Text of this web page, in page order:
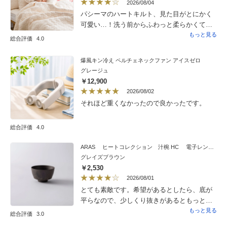
総合評価 4.0
2026/08/04
パシーマのハートキルト、見た目がとにかく
可愛い…！洗う前からふわっと柔らかくて
もっちり。汗をかいてもサラサラで、ずっと
枚、ソファに1枚。どっちも熱がこもらなく
て、お昼寝が最高に快適。ハート柄、もっと
色展開あったら嬉しいなぁ。淡ピンクとかく
すみブルー、絶対かわいい。
もっと見る
総合評価 4.0
爆風キン冷え ペルチェネックファン アイスゼロ
グレージュ
￥12,900
2026/08/02
それほど重くなかったので良かったです。
総合評価 3.0
グレイズブラウン
￥2,530
2026/08/01
とても素敵です。希望があるとしたら、底が
平らなので、少しくり抜きがあるともっと持
もっと見る